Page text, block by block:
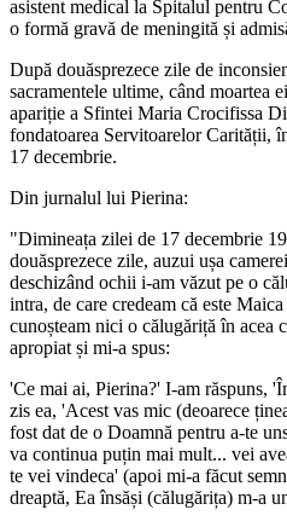
asistent medical la Spitalul pentru
o formă gravă de meningită și
După douăsprezece zile de
sacramentele ultime, când moartea
apariție a Sfintei Maria Crocifissa
fondatoarea Servitoarelor Carității,
17 decembrie.
Din jurnalul lui Pierina:
"Dimineața zilei de 17 decembrie
douăsprezece zile, auzui ușa
deschizând ochii i-am văzut pe o
intra, de care credeam că este
cunoșteam nici o călugăriță în acea
apropiat și mi-a spus:
'Ce mai ai, Pierina?' I-am răspuns,
zis ea, 'Acest vas mic (deoarece
fost dat de o Doamnă pentru a-te
va continua puțin mai mult... vei
te vei vindeca' (apoi mi-a făcut
dreaptă, Ea însăși (călugărița) m-a